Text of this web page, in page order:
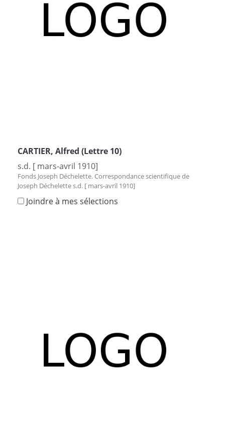
CARTIER, Alfred (Lettre 10)
s.d. [ mars-avril 1910]
Fonds Joseph Déchelette. Correspondance scientifique de
Joseph Déchelette s.d. [ mars-avril 1910]
Joindre à mes sélections